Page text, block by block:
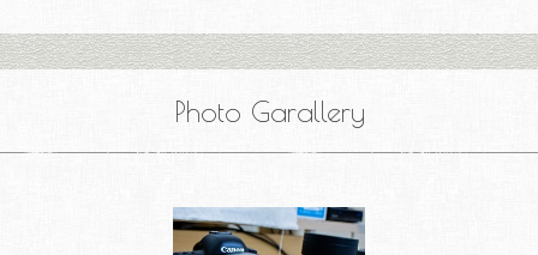
Photo Garallery